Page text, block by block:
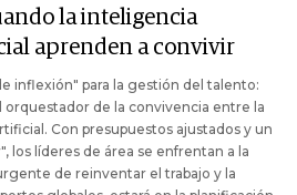
la inteligencia
aprenden a convivir
inflexión" para la gestión del talento:
orquestador de la convivencia entre la
Con presupuestos ajustados y un
los líderes de área se enfrentan a la
de reinventar el trabajo y la